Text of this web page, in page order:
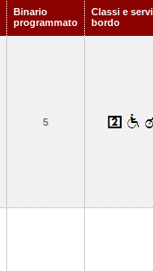
Binario
programmato
Classi e
bordo
5